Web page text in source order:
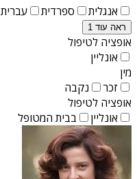
אנגלית
ספרדית עברית
ראה עוד 1
אופציה לטיפול
אונליין
מין
זכר
נקבה
אופציה לטיפול
אונליין
בבית המטופל